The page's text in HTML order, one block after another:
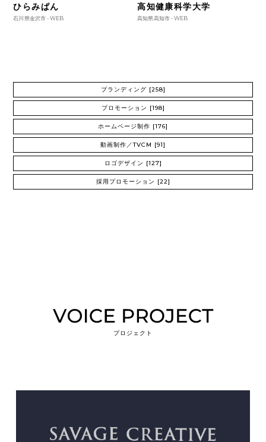
ひらみぱん
石川県金沢市 -WEB
高知健康科学大学
高知県高知市 -WEB
ブランディング [258]
プロモーション [198]
ホームページ制作 [176]
動画制作／TVCM [91]
ロゴデザイン [127]
採用プロモーション [22]
プロジェクト